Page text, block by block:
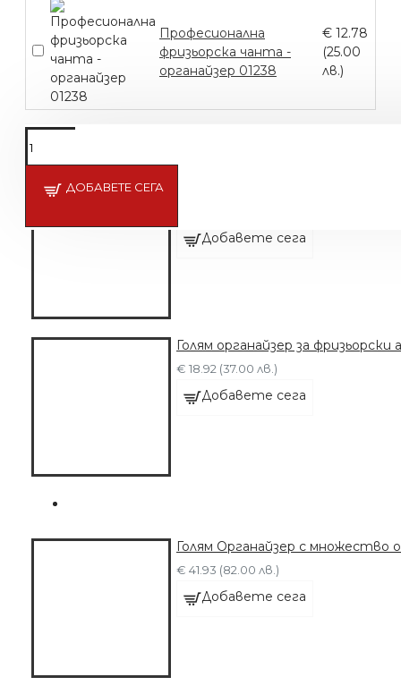
Професионална
фризьорска чанта -
органайзер 01238
€ 12.78
(25.00
лв.)
ДОБАВЕТЕ СЕГА
Добавете сега
Голям органайзер за фризьорски
€ 18.92 (37.00 лв.)
Добавете сега
Голям Органайзер с множество
€ 41.93 (82.00 лв.)
Добавете сега